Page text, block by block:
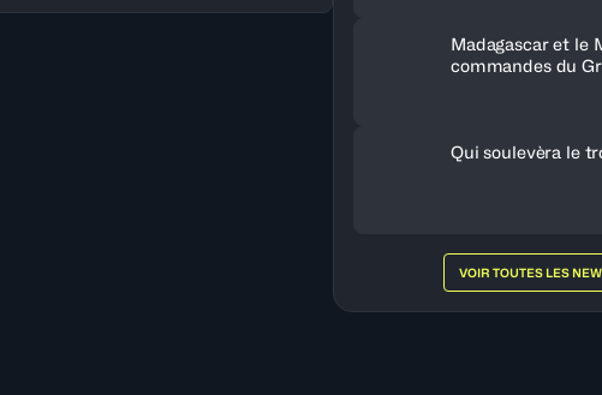
Madagascar et le
commandes du
Qui soulevèra le
VOIR TOUTES LES